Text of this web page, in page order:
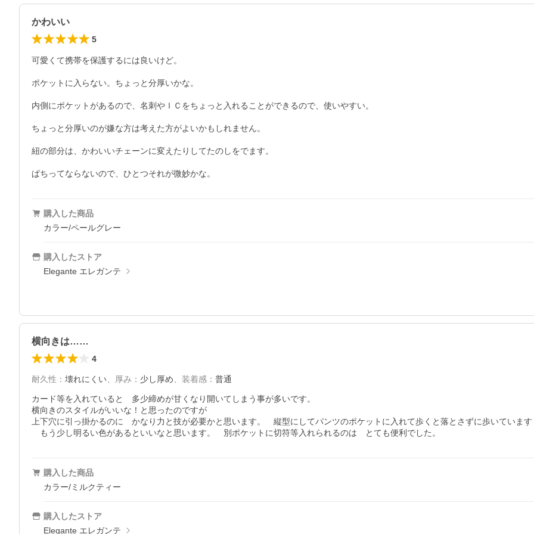
かわいい
5
可愛くて携帯を保護するには良いけど。
ポケットに入らない。ちょっと分厚いかな。
内側にポケットがあるので、名刺やＩＣをちょっと入れることができるので、使いやすい。
ちょっと分厚いのが嫌な方は考えた方がよいかもしれません。
紐の部分は、かわいいチェーンに変えたりしてたのしをでます。
ぱちってならないので、ひとつそれが微妙かな。
購入した商品
カラー/ペールグレー
購入したストア
Elegante エレガンテ
横向きは……
4
耐久性 ： 壊れにくい、 厚み ： 少し厚め、 装着感 ： 普通
カード等を入れていると　多少締めが甘くなり開いてしまう事が多いです。
横向きのスタイルがいいな！と思ったのですが
上下穴に引っ掛かるのに　かなり力と技が必要かと思います。　縦型にしてパンツのポケットに入れて歩くと落とさずに歩いています
もう少し明るい色があるといいなと思います。　別ポケットに切符等入れられるのは　とても便利でした。
購入した商品
カラー/ミルクティー
購入したストア
Elegante エレガンテ